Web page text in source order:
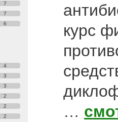
7
7
6
4
3
3
2
2
2
курс
…